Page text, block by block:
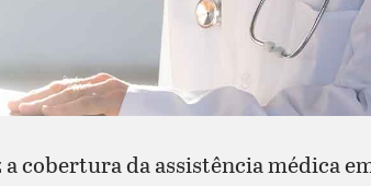
cobertura da assistência médica